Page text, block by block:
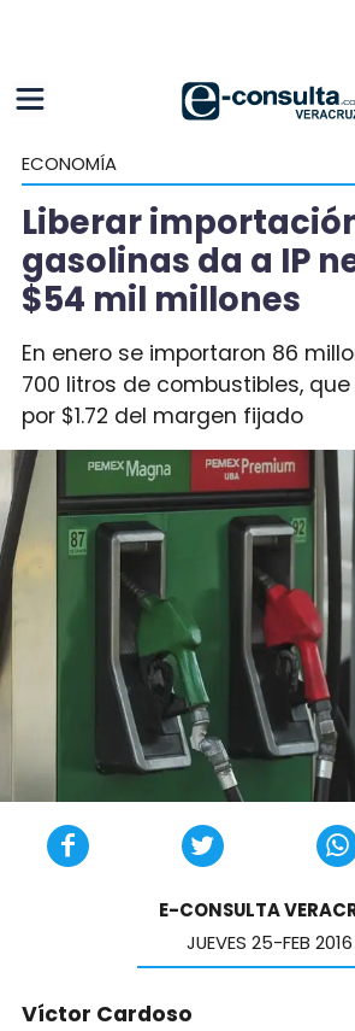
ECONOMÍA
Liberar
gasolinas da a IP
$54 mil millones
En enero se importaron 86
700 litros de combustibles,
por $1.72 del margen fijado
E-CONSULTA
JUEVES 25-FEB 2016
Víctor Cardoso